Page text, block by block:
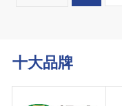
十大品牌